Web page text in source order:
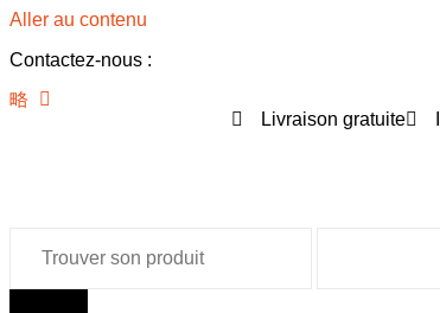
Aller au contenu
Contactez-nous :
Livraison gratuite